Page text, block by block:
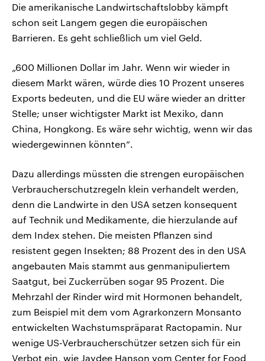
Die amerikanische Landwirtschaftslobby kämpft
schon seit Langem gegen die europäischen
Barrieren. Es geht schließlich um viel Geld.
„600 Millionen Dollar im Jahr. Wenn wir wieder in
diesem Markt wären, würde dies 10 Prozent unseres
Exports bedeuten, und die EU wäre wieder an dritter
Stelle; unser wichtigster Markt ist Mexiko, dann
China, Hongkong. Es wäre sehr wichtig, wenn wir das
wiedergewinnen könnten“.
Dazu allerdings müssten die strengen europäischen
Verbraucherschutzregeln klein verhandelt werden,
denn die Landwirte in den USA setzen konsequent
auf Technik und Medikamente, die hierzulande auf
dem Index stehen. Die meisten Pflanzen sind
resistent gegen Insekten; 88 Prozent des in den USA
angebauten Mais stammt aus genmanipuliertem
Saatgut, bei Zuckerrüben sogar 95 Prozent. Die
Mehrzahl der Rinder wird mit Hormonen behandelt,
zum Beispiel mit dem vom Agrarkonzern Monsanto
entwickelten Wachstumspräparat Ractopamin. Nur
wenige US-Verbraucherschützer setzen sich für ein
Verbot ein, wie Jaydee Hanson vom Center for Food